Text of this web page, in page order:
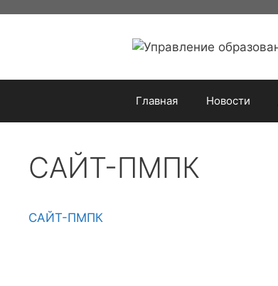
Главная Новости
САЙТ-ПМПК
САЙТ-ПМПК